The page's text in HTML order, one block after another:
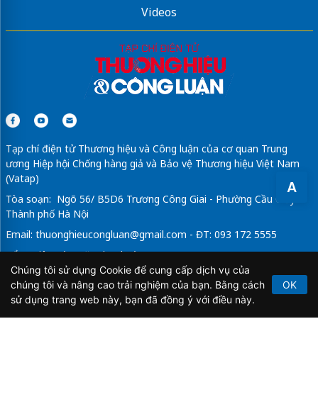
A
Videos
Tạp chí điện tử Thương hiệu và Công luận của cơ quan Trung
ương Hiệp hội Chống hàng giả và Bảo vệ Thương hiệu Việt Nam
(Vatap)
Tòa soạn: Ngõ 56/ B5D6 Trương Công Giai - Phường Cầu Giấy -
Thành phố Hà Nội
Email: thuonghieucongluan@gmail.com - ĐT: 093 172 5555
Tổng Biên Tập: Vũ Đức Thuận
Giấy phép hoạt động báo chí điện tử số 64/GP-BTTTT do Bộ
Thông tin và Truyền thông cấp ngày 21/2/2020.
Chúng tôi sử dụng Cookie để cung cấp dịch vụ của
chúng tôi và nâng cao trải nghiệm của bạn. Bằng cách
sử dụng trang web này, bạn đã đồng ý với điều này.
OK